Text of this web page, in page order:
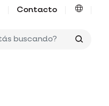
Contacto